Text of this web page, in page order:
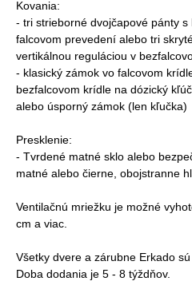
Kovania:
- tri strieborné dvojčapové pánty
falcovom prevedení alebo tri
vertikálnou reguláciou v
- klasický zámok vo falcovom
bezfalcovom krídle na dózický
alebo úsporný zámok (len kľučka)
Presklenie:
- Tvrdené matné sklo alebo
matné alebo čierne, obojstranne
Ventilačnú mriežku je možné
cm a viac.
Všetky dvere a zárubne Erkado
Doba dodania je 5 - 8 týždňov.